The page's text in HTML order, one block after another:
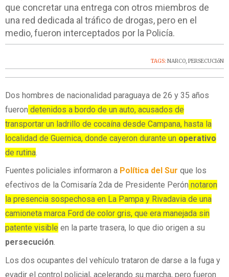
que concretar una entrega con otros miembros de
una red dedicada al tráfico de drogas, pero en el
medio, fueron interceptados por la Policía.
TAGS: NARCO, PERSECUCIóN
Dos hombres de nacionalidad paraguaya de 26 y 35 años
fueron detenidos a bordo de un auto, acusados de
transportar un ladrillo de cocaína desde Campana, hasta la
localidad de Guernica, donde cayeron durante un operativo
de rutina.
Fuentes policiales informaron a Política del Sur que los
efectivos de la Comisaría 2da de Presidente Perón notaron
la presencia sospechosa en La Pampa y Rivadavia de una
camioneta marca Ford de color gris, que era manejada sin
patente visible en la parte trasera, lo que dio origen a su
persecución.
Los dos ocupantes del vehículo trataron de darse a la fuga y
evadir el control policial, acelerando su marcha, pero fueron